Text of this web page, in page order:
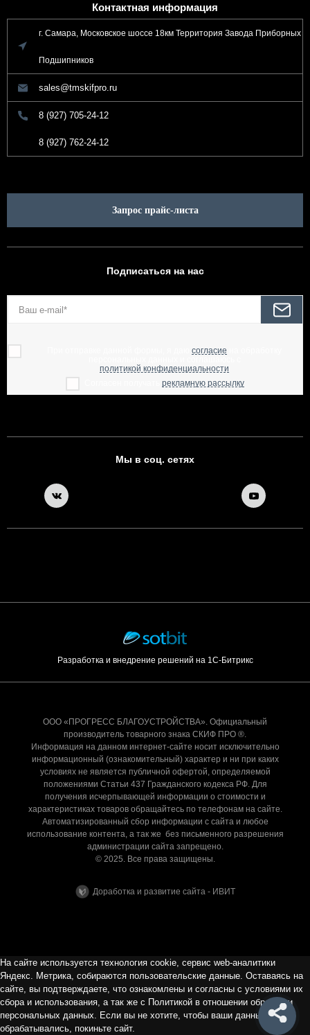
Контактная информация
г. Самара, Московское шоссе 18км Территория Завода Приборных
Подшипников
sales@tmskifpro.ru
8 (927) 705-24-12
8 (927) 762-24-12
Запрос прайс-листа
Подписаться на нас
согласие
политикой конфиденциальности
рекламную рассылку
Мы в соц. сетях
Разработка и внедрение решений на 1С-Битрикс
ООО «ПРОГРЕСС БЛАГОУСТРОЙСТВА». Официальный
производитель товарного знака СКИФ ПРО ®.
Информация на данном интернет-сайте носит исключительно
информационный (ознакомительный) характер и ни при каких
условиях не является публичной офертой, определяемой
положениями Статьи 437 Гражданского кодекса РФ. Для
получения исчерпывающей информации о стоимости и
характеристиках товаров обращайтесь по телефонам на сайте.
Автоматизированный сбор информации с сайта и любое
использование контента, а так же без письменного разрешения
администрации сайта запрещено.
© 2025. Все права защищены.
Доработка и развитие сайта - ИВИТ
На сайте используется технология cookie, сервис web-аналитики
Яндекс. Метрика, собираются пользовательские данные. Оставаясь на
сайте, вы подтверждаете, что ознакомлены и согласны с условиями их
сбора и использования, а так же с Политикой в отношении обработки
персональных данных. Если вы не хотите, чтобы ваши данные
обрабатывались, покиньте сайт.